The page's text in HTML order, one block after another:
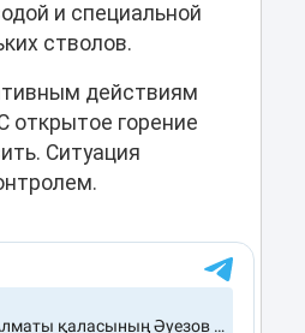
и специальной
стволов.
действиям
открытое горение
Ситуация